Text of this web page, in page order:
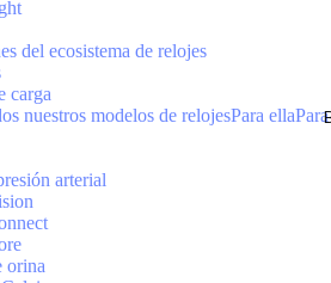
del ecosistema de relojes
carga
nuestros modelos de relojesPara ellaPara
arterial
orina